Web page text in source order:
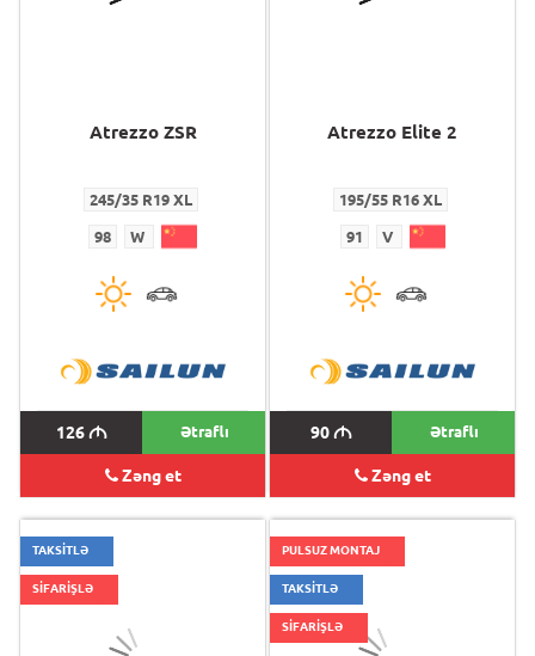
Atrezzo ZSR
245/35 R19 XL
98 W
126M Ətraflı
Zəng et
Atrezzo Elite 2
195/55 R16 XL
91 V
90M Ətraflı
Zəng et
TAKSİTLƏ
SİFARİŞLƏ
PULSUZ MONTAJ
TAKSİTLƏ
SİFARİŞLƏ